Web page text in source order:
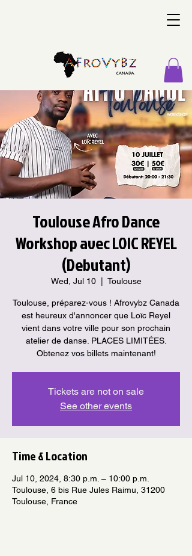
Toulouse Afro Dance
Workshop avec LOIC REYEL
(Debutant)
Wed, Jul 10
  |
Toulouse
Toulouse, préparez-vous ! Afrovybz Canada
est heureux d'annoncer que Loïc Reyel
vient dans votre ville pour son prochain
atelier de danse. PLACES LIMITÉES.
Obtenez vos billets maintenant!
Tickets are not on sale
See other events
Time & Location
Jul 10, 2024, 8:30 p.m. – 10:00 p.m.
Toulouse, 6 bis Rue Jules Raimu, 31200
Toulouse, France